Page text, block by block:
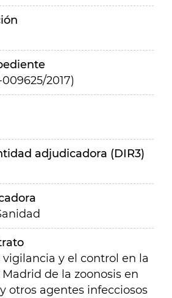
2017)
adjudicadora (DIR3)
y el control en la
de la zoonosis en
otros agentes infecciosos